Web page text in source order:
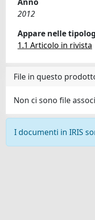
2012
Appare nelle
1.1 Articolo in rivista
File in questo
Non ci sono file
I documenti in IRIS